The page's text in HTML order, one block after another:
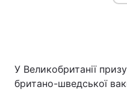
Україна
У Великобританії
британо-шведської